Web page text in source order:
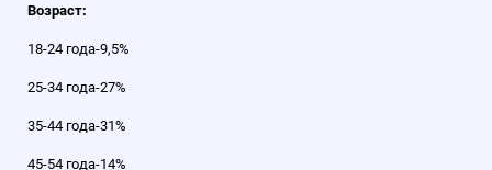
Возраст:
18-24 года-9,5%
25-34 года-27%
35-44 года-31%
45-54 года-14%